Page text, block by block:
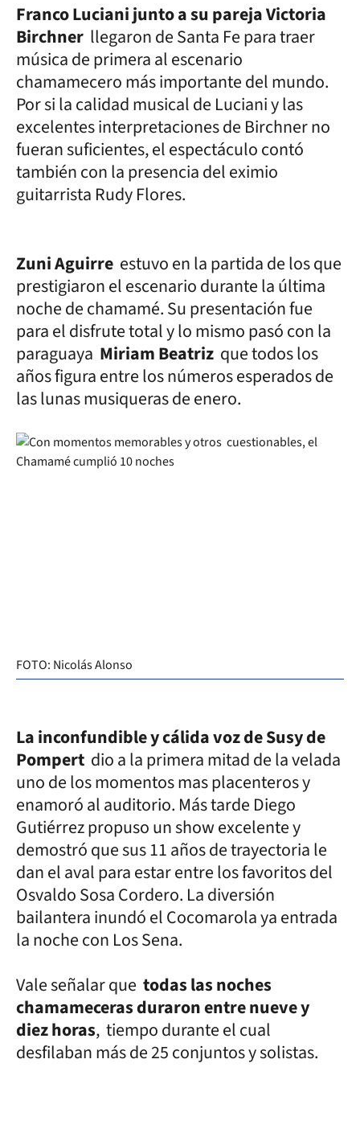
Franco Luciani junto a su pareja Victoria
Birchner llegaron de Santa Fe para traer
música de primera al escenario
chamamecero más importante del mundo.
Por si la calidad musical de Luciani y las
excelentes interpretaciones de Birchner no
fueran suficientes, el espectáculo contó
también con la presencia del eximio
guitarrista Rudy Flores.
Zuni Aguirre estuvo en la partida de los que
prestigiaron el escenario durante la última
noche de chamamé. Su presentación fue
para el disfrute total y lo mismo pasó con la
paraguaya Miriam Beatriz que todos los
años figura entre los números esperados de
las lunas musiqueras de enero.
FOTO: Nicolás Alonso
La inconfundible y cálida voz de Susy de
Pompert dio a la primera mitad de la velada
uno de los momentos mas placenteros y
enamoró al auditorio. Más tarde Diego
Gutiérrez propuso un show excelente y
demostró que sus 11 años de trayectoria le
dan el aval para estar entre los favoritos del
Osvaldo Sosa Cordero. La diversión
bailantera inundó el Cocomarola ya entrada
la noche con Los Sena.
Vale señalar que todas las noches
chamameceras duraron entre nueve y
diez horas, tiempo durante el cual
desfilaban más de 25 conjuntos y solistas.